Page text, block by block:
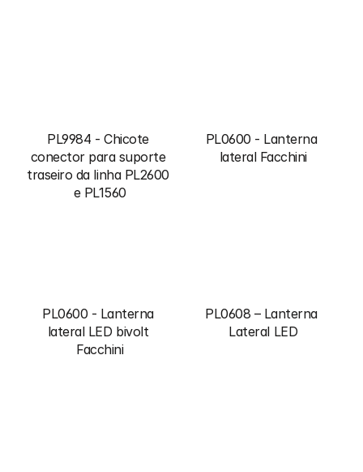
PL9984 - Chicote
conector para suporte
traseiro da linha PL2600
e PL1560
PL0600 - Lanterna
lateral Facchini
PL0600 - Lanterna
lateral LED bivolt
Facchini
PL0608 – Lanterna
Lateral LED